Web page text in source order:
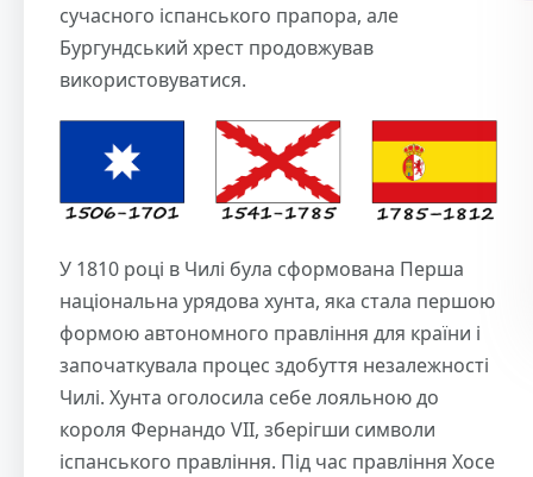
сучасного іспанського прапора, але
Бургундський хрест продовжував
використовуватися.
У 1810 році в Чилі була сформована Перша
національна урядова хунта, яка стала першою
формою автономного правління для країни і
започаткувала процес здобуття незалежності
Чилі. Хунта оголосила себе лояльною до
короля Фернандо VII, зберігши символи
іспанського правління. Під час правління Хосе